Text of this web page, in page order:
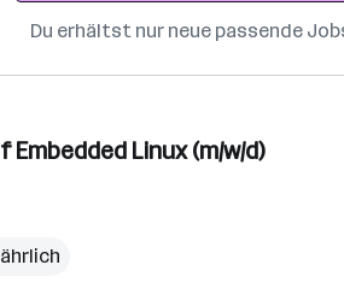
Du erhältst nur neue passende
Linux (m/w/d)